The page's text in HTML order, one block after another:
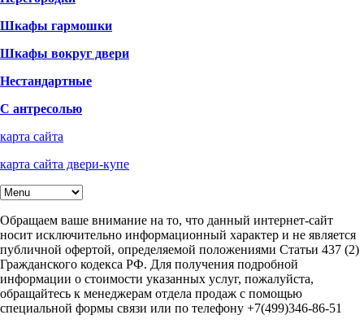
Шкафы гармошки
Шкафы вокруг двери
Нестандартные
С антресолью
карта сайта
карта сайта двери-купе
Обращаем ваше внимание на то, что данный интернет-сайт
носит исключительно информационный характер и не является
публичной офертой, определяемой положениями Статьи 437 (2)
Гражданского кодекса РФ. Для получения подробной
информации о стоимости указанных услуг, пожалуйста,
обращайтесь к менеджерам отдела продаж с помощью
специальной формы связи или по телефону +7(499)346-86-51